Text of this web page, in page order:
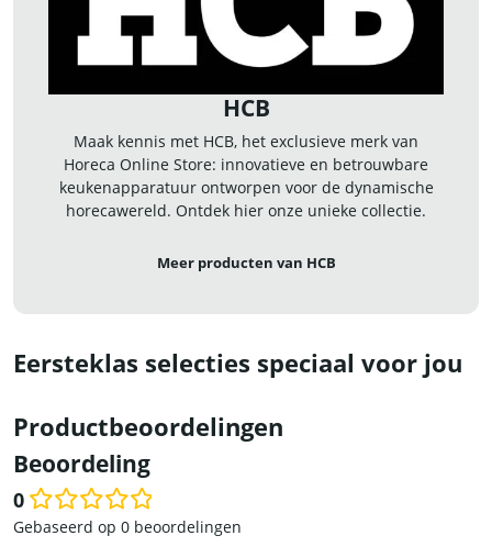
HCB
Maak kennis met HCB, het exclusieve merk van
Horeca Online Store: innovatieve en betrouwbare
keukenapparatuur ontworpen voor de dynamische
horecawereld. Ontdek hier onze unieke collectie.
Meer producten van HCB
Eersteklas selecties speciaal voor jou
Productbeoordelingen
Beoordeling
0
Waardering
Gebaseerd op 0 beoordelingen